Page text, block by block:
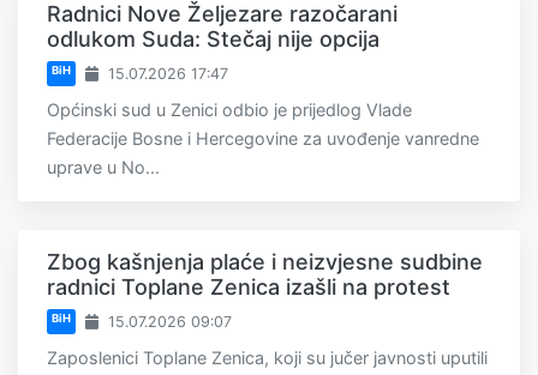
Radnici Nove Željezare razočarani
odlukom Suda: Stečaj nije opcija
BiH 15.07.2026 17:47
Općinski sud u Zenici odbio je prijedlog Vlade
Federacije Bosne i Hercegovine za uvođenje vanredne
uprave u No...
Zbog kašnjenja plaće i neizvjesne sudbine
radnici Toplane Zenica izašli na protest
BiH 15.07.2026 09:07
Zaposlenici Toplane Zenica, koji su jučer javnosti uputili